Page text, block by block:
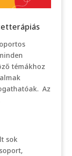
témákhoz
Az
sok